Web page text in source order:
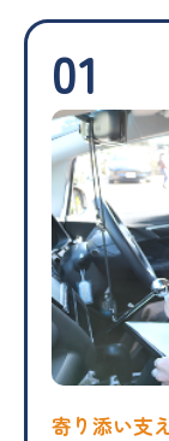
01
寄り添い支